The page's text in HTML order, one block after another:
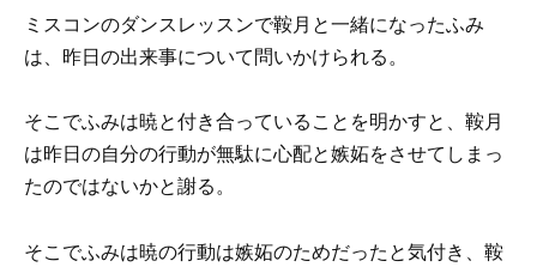
ミスコンのダンスレッスンで鞍月と一緒になったふみ
は、昨日の出来事について問いかけられる。
そこでふみは暁と付き合っていることを明かすと、鞍月
は昨日の自分の行動が無駄に心配と嫉妬をさせてしまっ
たのではないかと謝る。
そこでふみは暁の行動は嫉妬のためだったと気付き、鞍